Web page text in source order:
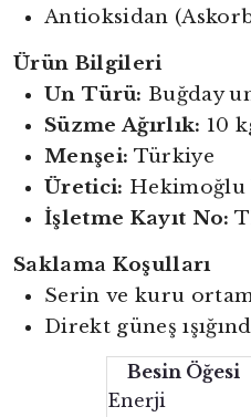
Antioksidan
Ürün Bilgileri
Un Türü: Buğday
Süzme Ağırlık: 10
Menşei: Türkiye
Üretici: Hekimoğlu
İşletme Kayıt No:
Saklama Koşulları
Serin ve kuru
Direkt güneş
Besin Öğesi
Enerji